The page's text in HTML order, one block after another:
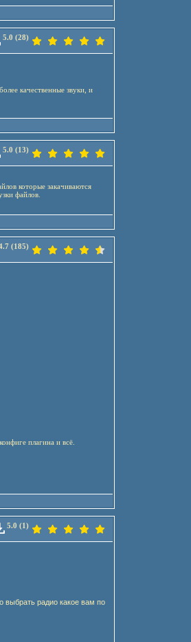
5.0 (28)
качественные звуки, и
5.0 (13)
которые закачиваются
файлов.
(185)
плагина и всё.
5.0 (1)
выбрать радио какое вам по